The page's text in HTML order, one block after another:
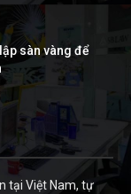
sàn vàng để
tại Việt Nam, tự